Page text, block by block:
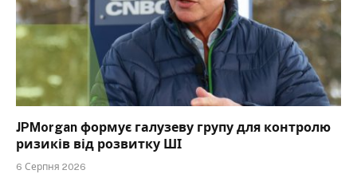
JPMorgan формує галузеву групу для контролю
ризиків від розвитку ШІ
6 Серпня 2026